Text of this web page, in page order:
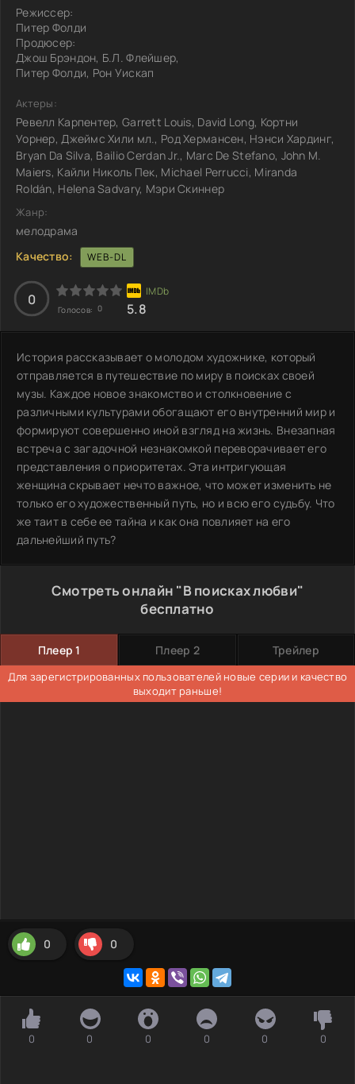
Режиссер:
Питер Фолди
Продюсер:
Джош Брэндон, Б.Л. Флейшер,
Питер Фолди, Рон Уискап
Актеры:
Ревелл Карпентер, Garrett Louis, David Long, Кортни
Уорнер, Джеймс Хили мл., Род Хермансен, Нэнси Хардинг,
Bryan Da Silva, Bailio Cerdan Jr., Marc De Stefano, John M.
Maiers, Кайли Николь Пек, Michael Perrucci, Miranda
Roldán, Helena Sadvary, Мэри Скиннер
Жанр:
мелодрама
Качество:
WEB-DL
0
Голосов: 0 5.8
История рассказывает о молодом художнике, который
отправляется в путешествие по миру в поисках своей
музы. Каждое новое знакомство и столкновение с
различными культурами обогащают его внутренний мир и
формируют совершенно иной взгляд на жизнь. Внезапная
встреча с загадочной незнакомкой переворачивает его
представления о приоритетах. Эта интригующая
женщина скрывает нечто важное, что может изменить не
только его художественный путь, но и всю его судьбу. Что
же таит в себе ее тайна и как она повлияет на его
дальнейший путь?
Смотреть онлайн "В поисках любви"
бесплатно
Плеер 1 Плеер 2 Трейлер
Для зарегистрированных пользователей новые серии и качество
выходит раньше!
0 0
0 0 0 0 0 0